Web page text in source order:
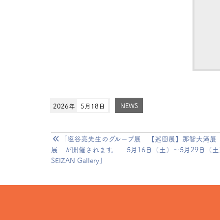
2026年 5月18日 NEWS
「塩谷亮先生のグループ展 【巡回展】那智大滝
展 が開催されます。 5月16日（土）〜5月29日（
SEIZAN Gallery」